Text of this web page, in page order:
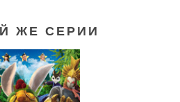
ЖЕ СЕРИИ